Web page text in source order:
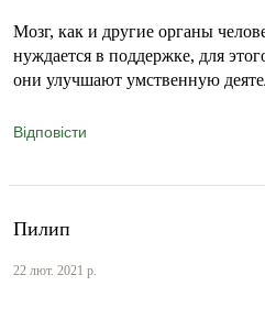
Мозг, как и другие органы
нуждается в поддержке, для
они улучшают умственную
Відповісти
Пилип
22 лют. 2021 р.